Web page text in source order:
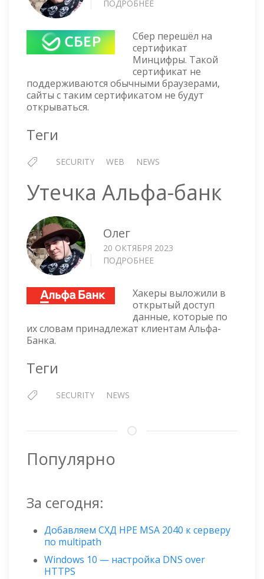
ПОДРОБНЕЕ
НА
СЕРТИФИКАТ
МИНЦИФРЫ
Сбер перешёл на
сертификат
Минцифры. Такой
сертификат не
поддерживаются обычными браузерами,
сайты с таким сертификатом не будут
открываться.
Теги
SECURITY WEB NEWS
Утечка Альфа-банк
Олег
20 ОКТЯБРЯ 2023
ПОДРОБНЕЕ
БАНК
Хакеры выложили в
открытый доступ
данные, которые по
их словам принадлежат клиентам Альфа-
Банка.
Теги
SECURITY NEWS
Популярно
За сегодня:
Добавляем СХД HPE MSA 2040 к серверу
по multipath
Windows 10 — настройка DNS over
HTTPS